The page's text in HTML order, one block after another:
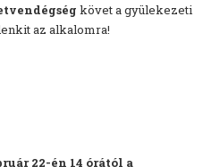
követ a gyülekezeti
az alkalomra!
22-én 14 órától a